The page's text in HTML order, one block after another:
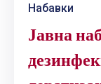
Набавки
Јавна